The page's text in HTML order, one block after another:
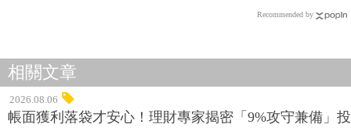
Recommended by
相關文章
2026.08.06
帳面獲利落袋才安心！理財專家揭密「9%攻守兼備」投